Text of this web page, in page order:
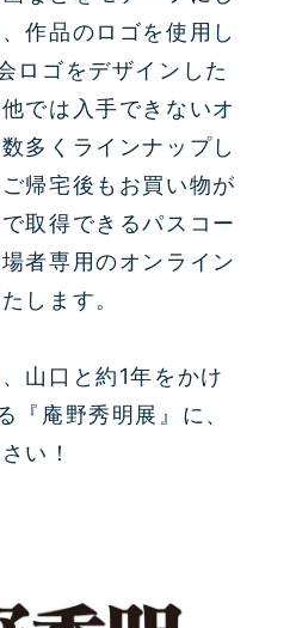
作品のロゴを使用し
ロゴをデザインした
では入手できないオ
多くラインナップし
帰宅後もお買い物が
取得できるパスコー
者専用のオンライン
します。
山口と約1年をかけ
『庵野秀明展』に、
い！